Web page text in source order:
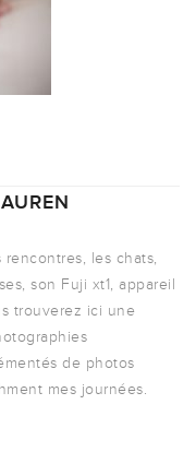
rencontres, les chats,
son Fuji xt1, appareil
trouverez ici une
de photos
mes journées.